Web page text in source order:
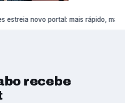
estreia novo portal: mais rápido, mais
recebe